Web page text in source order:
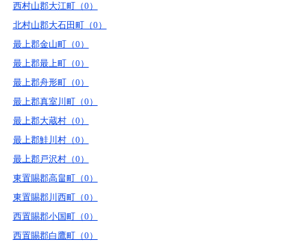
西村山郡大江町（0）
北村山郡大石田町（0）
最上郡金山町（0）
最上郡最上町（0）
最上郡舟形町（0）
最上郡真室川町（0）
最上郡大蔵村（0）
最上郡鮭川村（0）
最上郡戸沢村（0）
東置賜郡高畠町（0）
東置賜郡川西町（0）
西置賜郡小国町（0）
西置賜郡白鷹町（0）